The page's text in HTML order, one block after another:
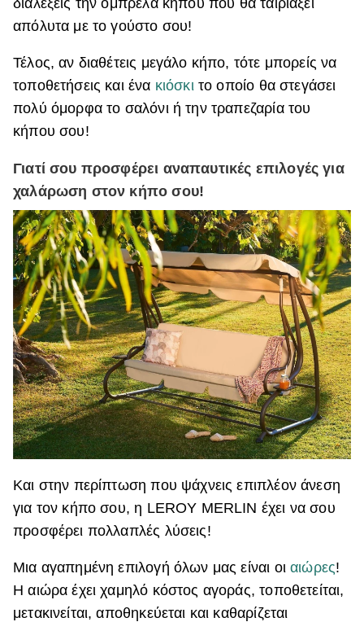
απόλυτα με το γούστο σου!
Τέλος, αν διαθέτεις μεγάλο κήπο, τότε μπορείς να
τοποθετήσεις και ένα κιόσκιτο οποίο θα στεγάσει
πολύ όμορφα το σαλόνι ή την τραπεζαρία του
κήπου σου!
Γιατί σου προσφέρει αναπαυτικές επιλογές για
χαλάρωση στον κήπο σου!
Και στην περίπτωση που ψάχνεις επιπλέον άνεση
για τον κήπο σου, η LEROY MERLIN έχει να σου
προσφέρει πολλαπλές λύσεις!
Μια αγαπημένη επιλογή όλων μας είναι οιαιώρες!
Η αιώρα έχει χαμηλό κόστος αγοράς, τοποθετείται,
μετακινείται, αποθηκεύεται και καθαρίζεται